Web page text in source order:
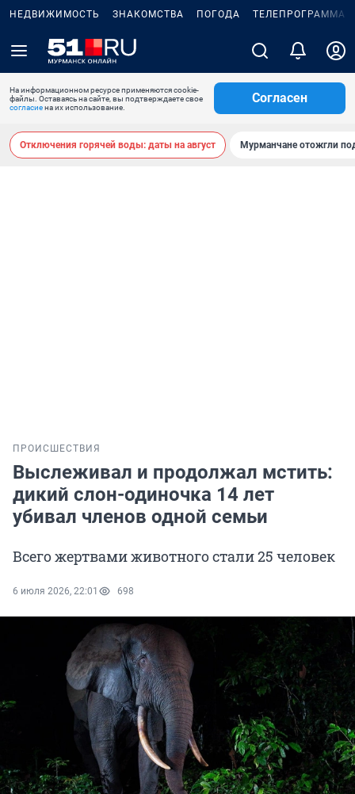
НЕДВИЖИМОСТЬ ЗНАКОМСТВА ПОГОДА ТЕЛЕПРОГРАММА
На информационном ресурсе применяются cookie-
файлы. Оставаясь на сайте, вы подтверждаете свое
согласиена их использование.
Согласен
Отключения горячей воды: даты на август Мурманчане отожгли
ПРОИСШЕСТВИЯ
Выслеживал и продолжал мстить:
дикий слон-одиночка 14 лет
убивал членов одной семьи
Всего жертвами животного стали 25 человек
6 июля 2026, 22:01 698